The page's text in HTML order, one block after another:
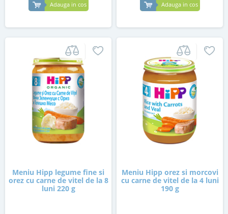
Adauga in cos Adauga in cos
Meniu Hipp legume fine si
orez cu carne de vitel de la 8
luni 220 g
Meniu Hipp orez si morcovi
cu carne de vitel de la 4 luni
190 g